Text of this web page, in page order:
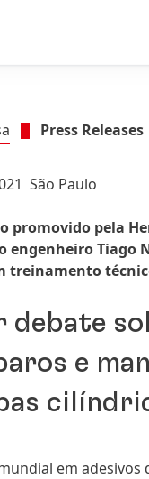
Press Releases
São Paulo
promovido pela
engenheiro Tiago
treinamento
debate
e
em adesivos